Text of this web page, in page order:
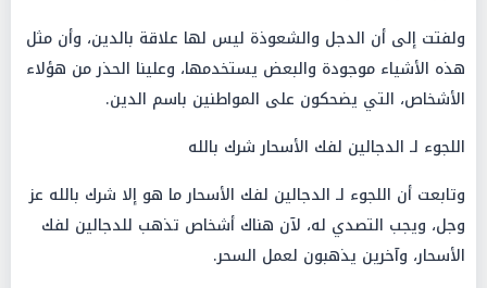
ولفتت إلى أن الدجل والشعوذة ليس لها علاقة بالدين، وأن مثل
هذه الأشياء موجودة والبعض يستخدمها، وعلينا الحذر من هؤلاء
الأشخاص، التي يضحكون على المواطنين باسم الدين.
اللجوء لـ الدجالين لفك الأسحار شرك بالله
وتابعت أن اللجوء لـ الدجالين لفك الأسحار ما هو إلا شرك بالله عز
وجل، ويجب التصدي له، لآن هناك أشخاص تذهب للدجالين لفك
الأسحار، وآخرين يذهبون لعمل السحر.